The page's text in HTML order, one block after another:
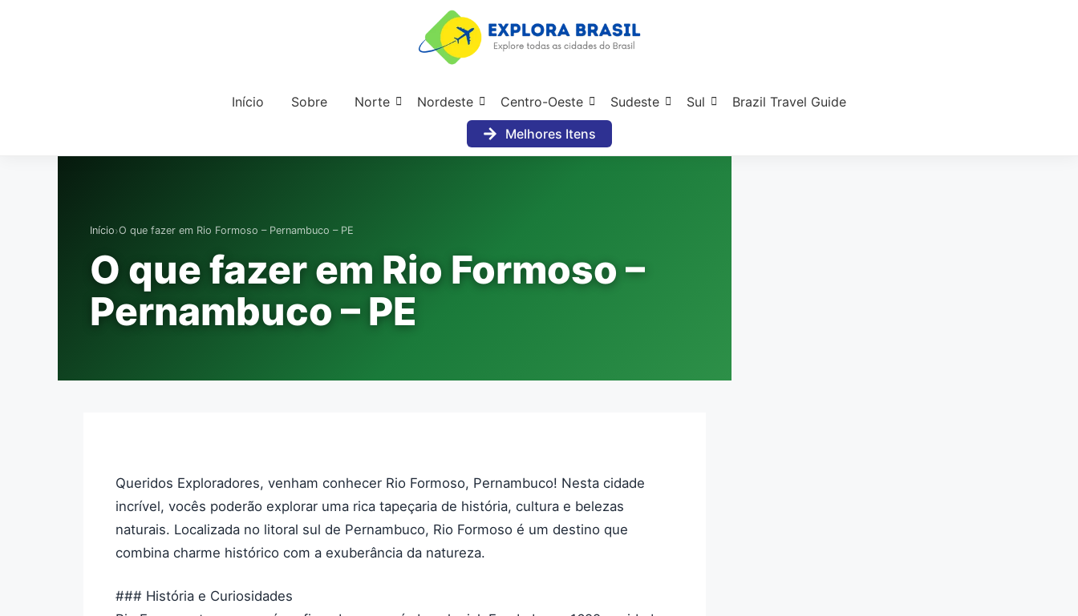
Início Sobre Norte Nordeste Centro-Oeste Sudeste Sul
Brazil Travel Guide
Melhores Itens
Início›O que fazer em Rio Formoso – Pernambuco – PE
O que fazer em Rio Formoso –
Pernambuco – PE
Queridos Exploradores, venham conhecer Rio Formoso, Pernambuco! Nesta cidade
incrível, vocês poderão explorar uma rica tapeçaria de história, cultura e belezas
naturais. Localizada no litoral sul de Pernambuco, Rio Formoso é um destino que
combina charme histórico com a exuberância da natureza.
### História e Curiosidades